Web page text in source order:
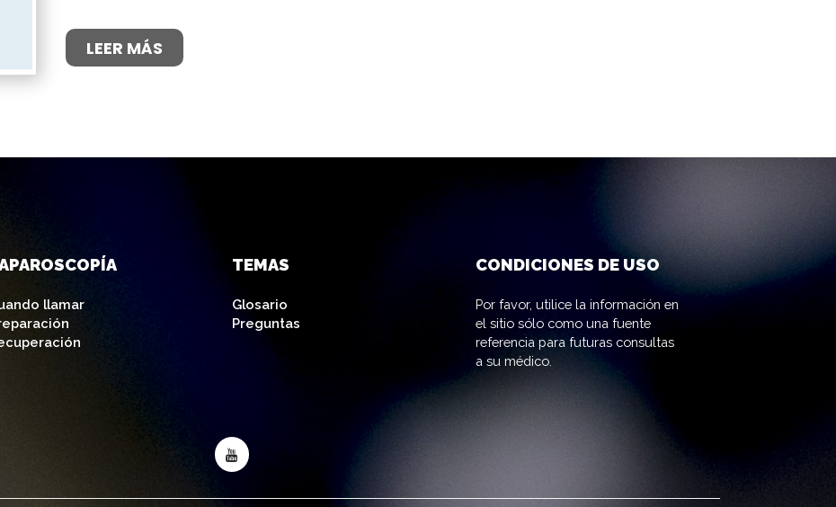
LEER MÁS
llamar
TEMAS
Glosario
Preguntas
CONDICIONES DE USO
Por favor, utilice la información en
el sitio sólo como una fuente
referencia para futuras consultas
a su médico.